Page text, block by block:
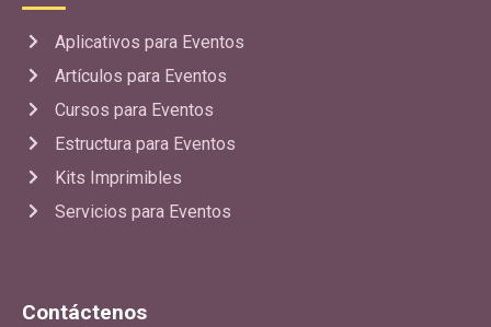
Aplicativos para Eventos
Artículos para Eventos
Cursos para Eventos
Estructura para Eventos
Kits Imprimibles
Servicios para Eventos
Contáctenos